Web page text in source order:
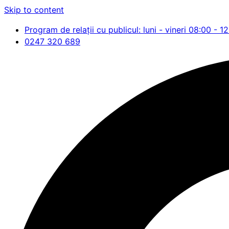
Skip to content
Program de relații cu publicul: luni - vineri 08:00 -
0247 320 689